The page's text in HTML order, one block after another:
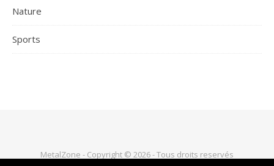
Nature
Sports
MetalZone - Copyright © 2026 - Tous droits reservés